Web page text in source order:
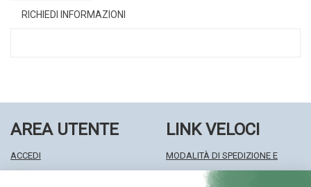
RICHIEDI INFORMAZIONI
AREA UTENTE
ACCEDI
LINK VELOCI
MODALITÀ DI SPEDIZIONE E